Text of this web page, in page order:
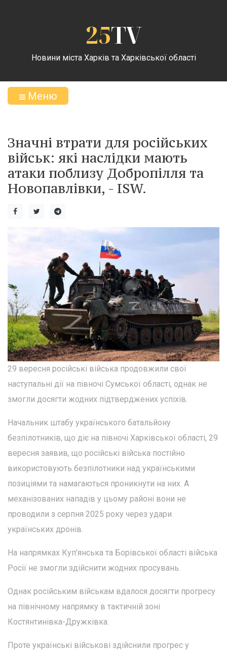
25TV
Новини міста Харків та Харківської області
Меню
Значні втрати для російських
військ: які наслідки мають
атаки поблизу Добропілля та
Новопавлівки, - ISW.
29 вересня російські війська продовжили свої
наступальні дії на півночі Сумської області, однак не
змогли досягти жодних підтверджених успіхів.
Начальник штабу українського батальйону
безпілотників, що діє на півночі Харківської області, 29
вересня заявив, що російські війська постійно
використовують безпілотники над українськими
позиціями та намагаються проникнути на них. А
механізованих нападів у цьому районі вони не
проводили з серпня 2025 року через удари
українських дронів.
На напрямках Куп'янська та Борівської області війська
Росії не змогли здійснити жодних просувань.
Однак російським військам вдалося досягти прогресу
на північному напрямку в тактичній зоні
Костянтинівка-Дружківка.
Проте українські військові здійснили прогрес у